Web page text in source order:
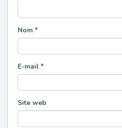
Nom *
E-mail *
Site web